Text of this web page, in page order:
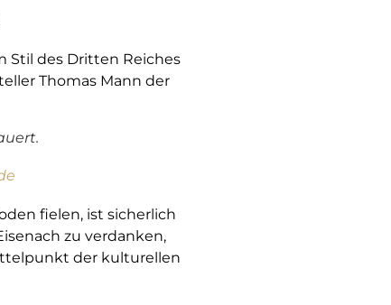
Stil des Dritten Reiches
Thomas Mann der
fielen, ist sicherlich
zu verdanken,
der kulturellen